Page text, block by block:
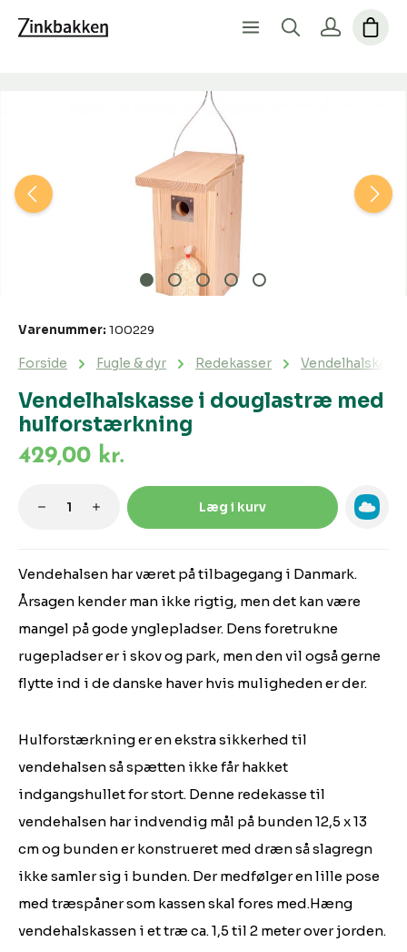
Vendelhalskasse i douglastræ med
hulforstærkning
Forside Fugle & dyr Redekasser
Varenummer: 100229
Vendehalsen har været på tilbagegang i Danmark.
Årsagen kender man ikke rigtig, men det kan være
mangel på gode ynglepladser. Dens foretrukne
rugepladser er i skov og park, men den vil også gerne
flytte ind i de danske haver hvis muligheden er der.
Hulforstærkning er en ekstra sikkerhed til
vendehalsen så spætten ikke får hakket
indgangshullet for stort. Denne redekasse til
vendehalsen har indvendig mål på bunden 12,5 x 13
cm og bunden er konstrueret med dræn så slagregn
ikke samler sig i bunden. Der medfølger en lille pose
med træspåner som kassen skal fores med.Hæng
vendehalskassen i et træ ca. 1,5 til 2 meter over jorden.
429,00 kr.
Produktmængde: Indtast den
Læg i kurv